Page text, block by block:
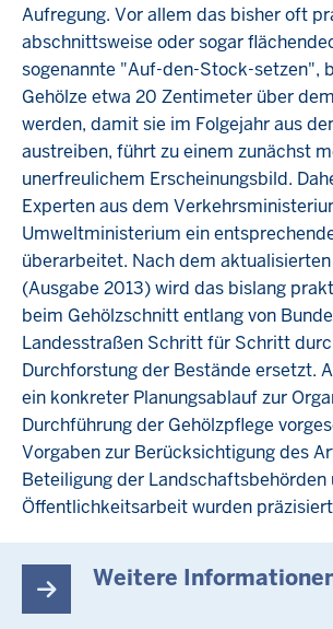
Aufregung. Vor allem das bisher oft
abschnittsweise oder sogar
sogenannte "Auf-den-Stock-setzen",
Gehölze etwa 20 Zentimeter über
werden, damit sie im Folgejahr aus
austreiben, führt zu einem zunächst
unerfreulichem Erscheinungsbild.
Experten aus dem
Umweltministerium ein
überarbeitet. Nach dem
(Ausgabe 2013) wird das bislang
beim Gehölzschnitt entlang von
Landesstraßen Schritt für Schritt
Durchforstung der Bestände ersetzt.
ein konkreter Planungsablauf zur
Durchführung der Gehölzpflege
Vorgaben zur Berücksichtigung des
Beteiligung der Landschaftsbehörden
Öffentlichkeitsarbeit wurden
Weitere